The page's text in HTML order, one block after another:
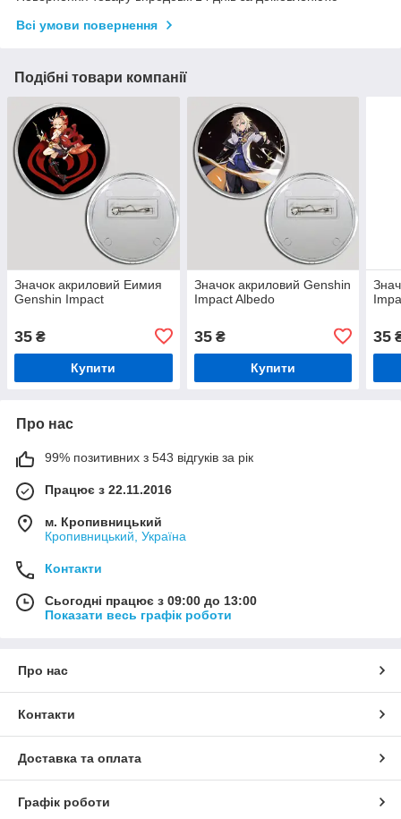
Всі умови повернення
Подібні товари компанії
Значок акриловий Еимия
Genshin Impact
35 ₴
Купити
Значок акриловий Genshin
Impact Albedo
35₴
Купити
35
Про нас
99% позитивних з 543 відгуків за рік
Працює з 22.11.2016
м. Кропивницький
Кропивницький, Україна
Контакти
Сьогодні працює з 09:00 до 13:00
Показати весь графік роботи
Про нас
Контакти
Доставка та оплата
Графік роботи